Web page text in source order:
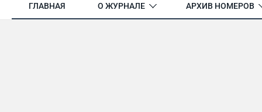
ГЛАВНАЯ О ЖУРНАЛЕ АРХИВ НОМЕРОВ